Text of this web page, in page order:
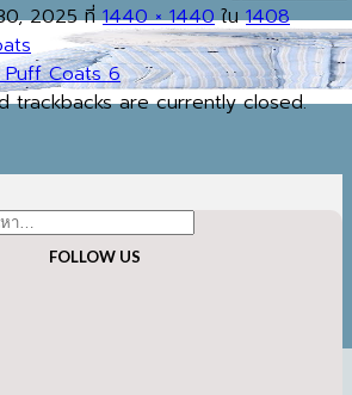
2025ที่1440 × 1440ใน1408
trackbacks are currently closed.
FOLLOW US